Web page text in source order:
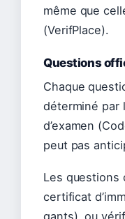
même que
(VerifPlace).
Questions
Chaque
déterminé par
d’examen
peut pas
Les questions
certificat
gants), ou